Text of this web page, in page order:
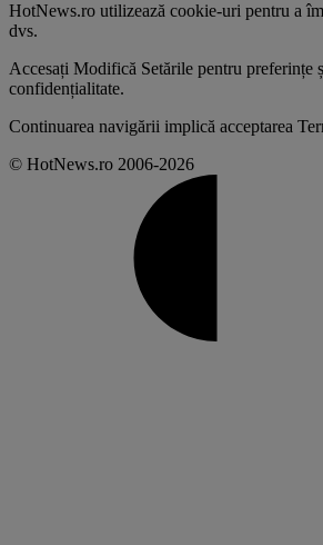
HotNews.ro utilizează cookie-uri pentru a
dvs.
Accesați Modifică Setările pentru preferințe
confidențialitate.
Continuarea navigării implică acceptarea
© HotNews.ro 2006-2026